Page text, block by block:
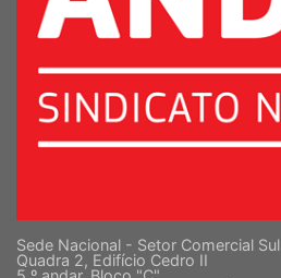
Sede Nacional - Setor Comercial Sul
Quadra 2, Edifício Cedro II